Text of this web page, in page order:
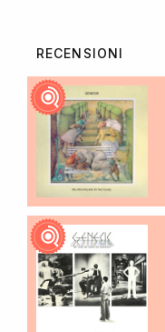
RECENSIONI